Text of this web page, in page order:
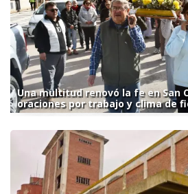
Una multitud renovó la fe en San
oraciones por trabajo y clima de